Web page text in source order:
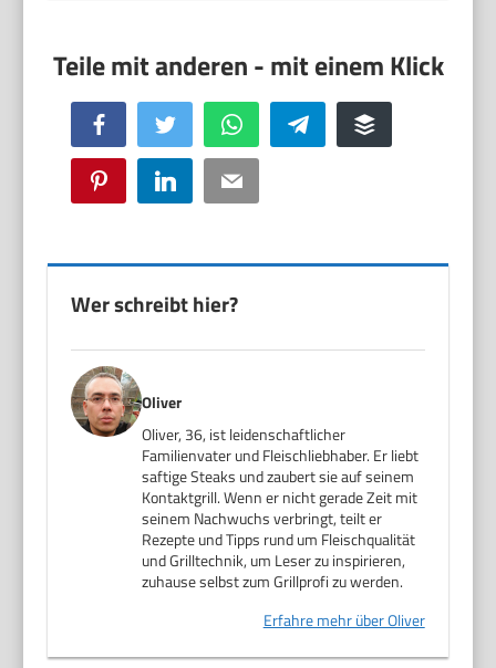
Facebook Twitter WhatsApp Telegram Buffer
Pinterest LinkedIn Email
Wer schreibt hier?
Oliver
Oliver, 36, ist leidenschaftlicher
Familienvater und Fleischliebhaber. Er liebt
saftige Steaks und zaubert sie auf seinem
Kontaktgrill. Wenn er nicht gerade Zeit mit
seinem Nachwuchs verbringt, teilt er
Rezepte und Tipps rund um Fleischqualität
und Grilltechnik, um Leser zu inspirieren,
zuhause selbst zum Grillprofi zu werden.
Erfahre mehr über Oliver